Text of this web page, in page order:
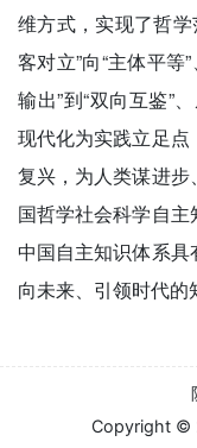
维方式，实现了哲学
客对立”向“主体平等
输出”到“双向互鉴”
现代化为实践立足
复兴，为人类谋进
国哲学社会科学自
中国自主知识体系
向未来、引领时代的
Copyright ©